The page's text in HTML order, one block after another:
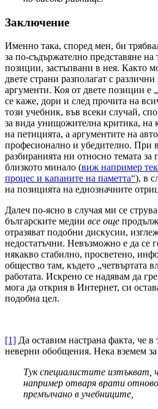
Заключение
Именно така, според мен, би
за по-съдържателно представяне на
позиции, застъпвани в нея. Както
двете страни разполагат с
аргументи. Коя от двете позиции е
се каже, дори и след прочита на
този учебник, във всеки случай,
за вида унищожителна критика, на
на петицията, а аргументите на
професионално и убедително. При
разбиранията ни относно темата за
близкото минало (виж например
процес и капаните на паметта“), в
на позицията на еднозначните
Далеч по-ясно в случая ми се
българските медии все още
отразяват подобни дискусии,
недостатъчни. Невъзможно е да се
някакво стабилно, просветено,
общество там, където „четвъртата
работата. Искрено се надявам да
мога да открия в Интернет, си
подобна цел.
[1] Да оставим настрана факта, че
неверни обобщения. Нека вземем
Тук специалистите изтъкват,
например отваря врати
премълчано в учебниците,